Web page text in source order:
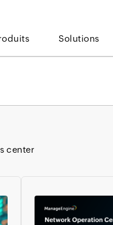
Solutions
center